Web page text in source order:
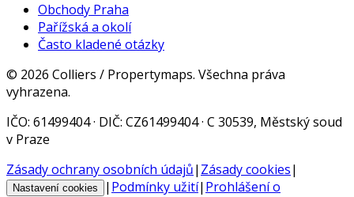
Obchody Praha
Pařížská a okolí
Často kladené otázky
© 2026 Colliers / Propertymaps. Všechna práva
vyhrazena.
IČO: 61499404 · DIČ: CZ61499404 · C 30539, Městský soud
v Praze
Zásady ochrany osobních údajů| Zásady cookies|
Nastavení cookies | Podmínky užití| Prohlášení o